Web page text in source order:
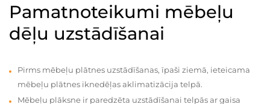
Pamatnoteikumi mēbeļu
dēļu uzstādīšanai
Pirms mēbeļu plātnes uzstādīšanas, īpaši ziemā, ieteicama
mēbeļu plātnes iknedēļas aklimatizācija telpā.
Mēbeļu plāksne ir paredzēta uzstādīšanai telpās ar gaisa